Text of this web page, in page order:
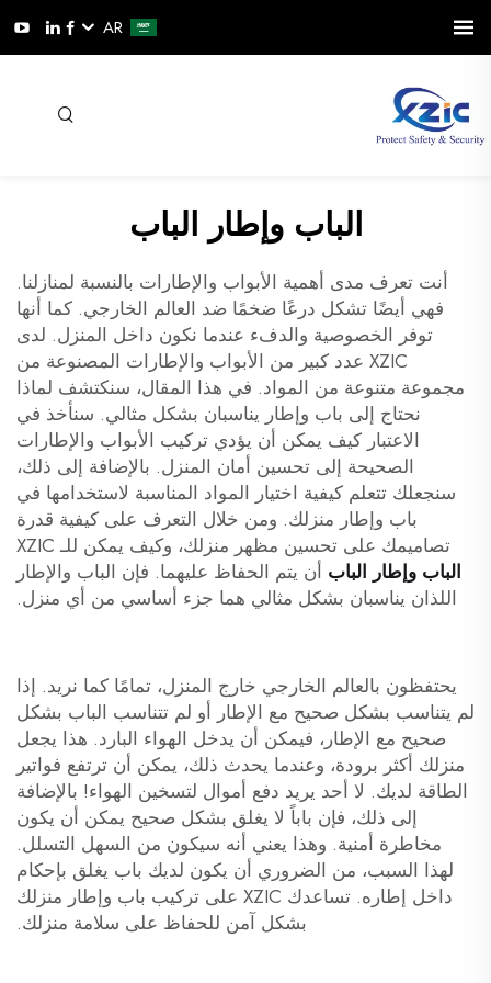
AR
الباب وإطار الباب
أنت تعرف مدى أهمية الأبواب والإطارات بالنسبة لمنازلنا.
فهي أيضًا تشكل درعًا ضخمًا ضد العالم الخارجي. كما أنها
توفر الخصوصية والدفء عندما نكون داخل المنزل. لدى
XZIC عدد كبير من الأبواب والإطارات المصنوعة من
مجموعة متنوعة من المواد. في هذا المقال، سنكتشف لماذا
نحتاج إلى باب وإطار يناسبان بشكل مثالي. سنأخذ في
الاعتبار كيف يمكن أن يؤدي تركيب الأبواب والإطارات
الصحيحة إلى تحسين أمان المنزل. بالإضافة إلى ذلك،
سنجعلك تتعلم كيفية اختيار المواد المناسبة لاستخدامها في
باب وإطار منزلك. ومن خلال التعرف على كيفية قدرة
تصاميمك على تحسين مظهر منزلك، وكيف يمكن للـ XZIC
الباب وإطار الباب أن يتم الحفاظ عليهما. فإن الباب والإطار
اللذان يناسبان بشكل مثالي هما جزء أساسي من أي منزل.
يحتفظون بالعالم الخارجي خارج المنزل، تمامًا كما نريد. إذا
لم يتناسب بشكل صحيح مع الإطار أو لم تتناسب الباب بشكل
صحيح مع الإطار، فيمكن أن يدخل الهواء البارد. هذا يجعل
منزلك أكثر برودة، وعندما يحدث ذلك، يمكن أن ترتفع فواتير
الطاقة لديك. لا أحد يريد دفع أموال لتسخين الهواء! بالإضافة
إلى ذلك، فإن باباً لا يغلق بشكل صحيح يمكن أن يكون
مخاطرة أمنية. وهذا يعني أنه سيكون من السهل التسلل.
لهذا السبب، من الضروري أن يكون لديك باب يغلق بإحكام
داخل إطاره. تساعدك XZIC على تركيب باب وإطار منزلك
بشكل آمن للحفاظ على سلامة منزلك.